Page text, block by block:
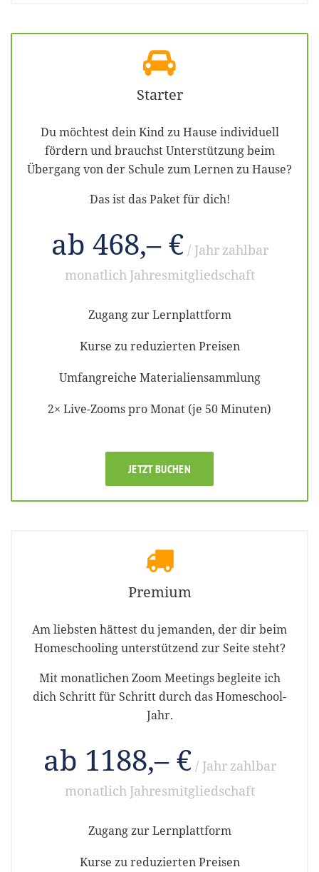
Starter
Du möchtest dein Kind zu Hause individuell
fördern und brauchst Unterstützung beim
Übergang von der Schule zum Lernen zu Hause?
Das ist das Paket für dich!
ab 468,– € / Jahr zahlbar
monatlich Jahresmitgliedschaft
Zugang zur Lernplattform
Kurse zu reduzierten Preisen
Umfangreiche Materialiensammlung
2× Live-Zooms pro Monat (je 50 Minuten)
JETZT BUCHEN
Premium
Am liebsten hättest du jemanden, der dir beim
Homeschooling unterstützend zur Seite steht?
Mit monatlichen Zoom Meetings begleite ich
dich Schritt für Schritt durch das Homeschool-
Jahr.
ab 1188,– € / Jahr zahlbar
monatlich Jahresmitgliedschaft
Zugang zur Lernplattform
Kurse zu reduzierten Preisen